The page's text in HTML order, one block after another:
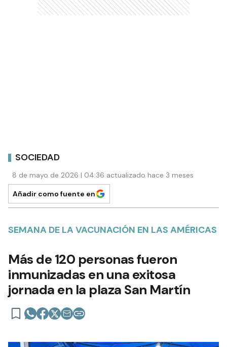
SOCIEDAD
8 de mayo de 2026 | 04:36 actualizado hace 3 meses
Añadir como fuente en
SEMANA DE LA VACUNACIÓN EN LAS AMÉRICAS
Más de 120 personas fueron
inmunizadas en una exitosa
jornada en la plaza San Martín